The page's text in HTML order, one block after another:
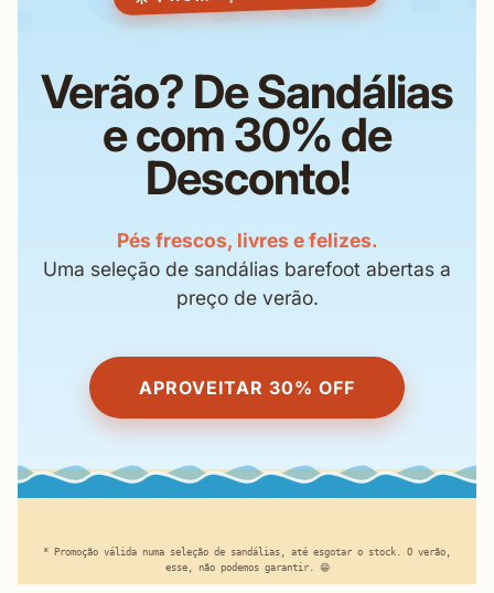
Verão? De Sandálias
e com 30% de
Desconto!
Pés frescos, livres e felizes.
Uma seleção de sandálias barefoot abertas a
preço de verão.
APROVEITAR 30% OFF
* Promoção válida numa seleção de sandálias, até esgotar o stock. O verão,
esse, não podemos garantir. 😁